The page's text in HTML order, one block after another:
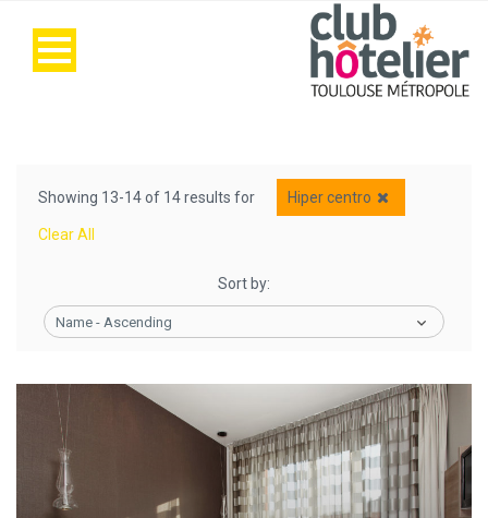
Showing 13-14 of 14 results for Hiper centro
Clear All
Sort by:
Name - Ascending